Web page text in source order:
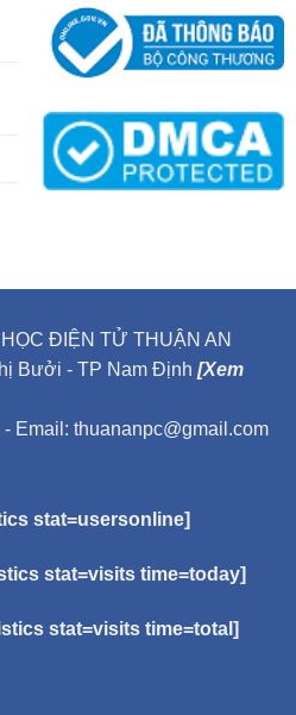
ĐIỆN TỬ THUẬN AN
Bưởi - TP Nam Định [Xem
Email: thuananpc@gmail.com
stat=usersonline]
stat=visits time=today]
stat=visits time=total]